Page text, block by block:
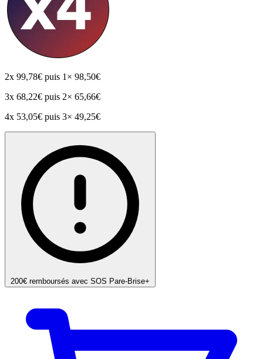
2x 99,78€ puis 1× 98,50€
3x 68,22€ puis 2× 65,66€
4x 53,05€ puis 3× 49,25€
200€ remboursés avec SOS Pare-Brise+